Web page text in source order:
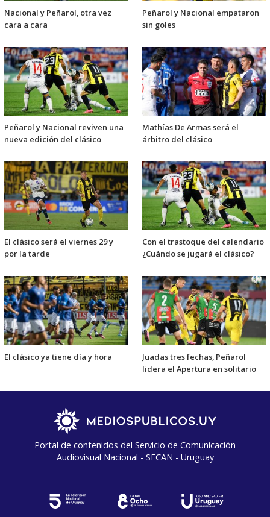
Nacional y Peñarol, otra vez
cara a cara
Peñarol y Nacional empataron
sin goles
Peñarol y Nacional reviven una
nueva edición del clásico
Mathías De Armas será el
árbitro del clásico
El clásico será el viernes 29 y
por la tarde
Con el trastoque del calendario
¿Cuándo se jugará el clásico?
El clásico ya tiene día y hora
Juadas tres fechas, Peñarol
lidera el Apertura en solitario
Portal de contenidos del Servicio de Comunicación
Audiovisual Nacional - SECAN - Uruguay